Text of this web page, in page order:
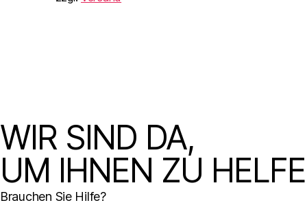
WIR SIND DA,
UM IHNEN ZU
Brauchen Sie Hilfe?